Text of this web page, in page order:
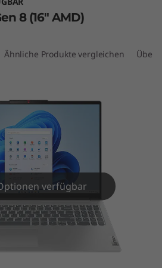
8 (16" AMD)
Ähnliche Produkte vergleichen
verfügbar